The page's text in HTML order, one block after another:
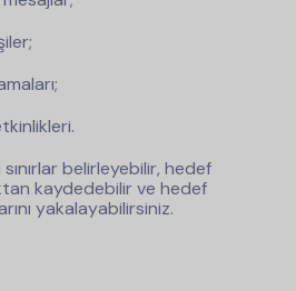
belirleyebilir, hedef
kaydedebilir ve hedef
yakalayabilirsiniz.